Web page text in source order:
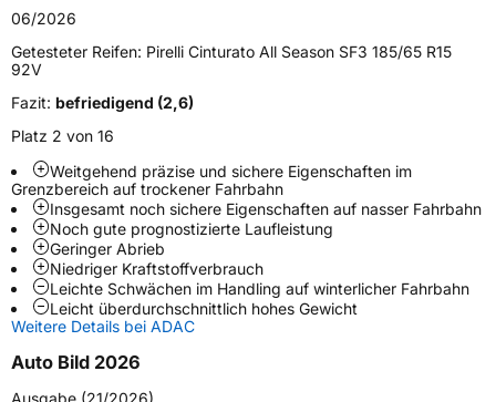
Fahrzeugtyp
VerwendungGanzjahresreifen
Modellname
FahrzeugartPKW & SUV
Weitere Eigenschaften
SchlauchtypTL
ZustandNeureifen
M+SJa
VerstärktXL
06/2026
Getesteter Reifen: Pirelli Cinturato All Season SF3 185/65 R15
92V
Fazit: befriedigend (2,6)
Platz 2 von 16
Weitgehend präzise und sichere Eigenschaften im
Grenzbereich auf trockener Fahrbahn
Insgesamt noch sichere Eigenschaften auf nasser Fahrbahn
Noch gute prognostizierte Laufleistung
Geringer Abrieb
Niedriger Kraftstoffverbrauch
Leichte Schwächen im Handling auf winterlicher Fahrbahn
Leicht überdurchschnittlich hohes Gewicht
Weitere Details bei ADAC
Auto Bild 2026
Ausgabe (21/2026)